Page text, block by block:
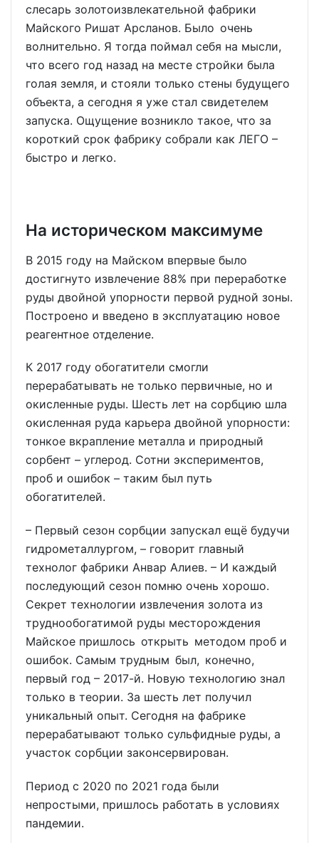
слесарь золотоизвлекательной фабрики
Майского Ришат Арсланов. Было очень
волнительно. Я тогда поймал себя на мысли,
что всего год назад на месте стройки была
голая земля, и стояли только стены будущего
объекта, а сегодня я уже стал свидетелем
запуска. Ощущение возникло такое, что за
короткий срок фабрику собрали как ЛЕГО –
быстро и легко.
На историческом максимуме
В 2015 году на Майском впервые было
достигнуто извлечение 88% при переработке
руды двойной упорности первой рудной зоны.
Построено и введено в эксплуатацию новое
реагентное отделение.
К 2017 году обогатители смогли
перерабатывать не только первичные, но и
окисленные руды. Шесть лет на сорбцию шла
окисленная руда карьера двойной упорности:
тонкое вкрапление металла и природный
сорбент – углерод. Сотни экспериментов,
проб и ошибок – таким был путь
обогатителей.
– Первый сезон сорбции запускал ещё будучи
гидрометаллургом, – говорит главный
технолог фабрики Анвар Алиев. – И каждый
последующий сезон помню очень хорошо.
Секрет технологии извлечения золота из
труднообогатимой руды месторождения
Майское пришлось открыть методом проб и
ошибок. Самым трудным был, конечно,
первый год – 2017-й. Новую технологию знал
только в теории. За шесть лет получил
уникальный опыт. Сегодня на фабрике
перерабатывают только сульфидные руды, а
участок сорбции законсервирован.
Период с 2020 по 2021 года были
непростыми, пришлось работать в условиях
пандемии.